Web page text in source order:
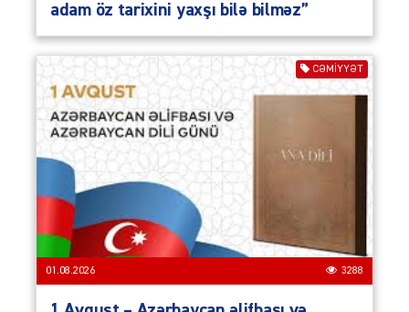
adam öz tarixini yaxşı bilə bilməz”
CƏMIYYƏT
01.08.2026 3288